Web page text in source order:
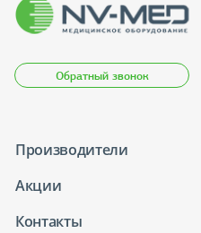
Обратный звонок
Производители
Акции
Контакты